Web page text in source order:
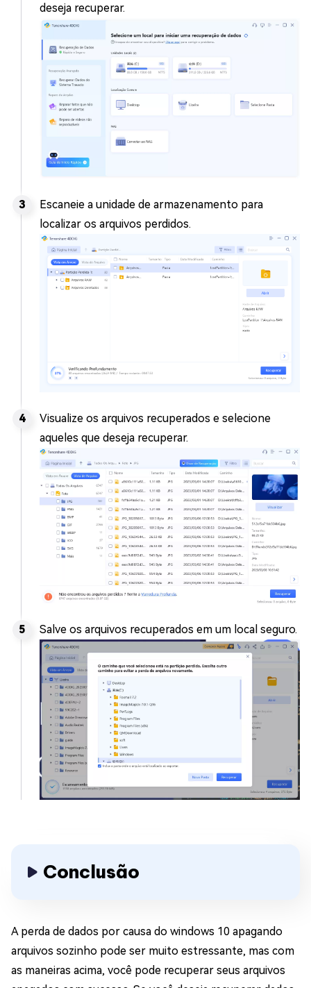
deseja recuperar.
Escaneie a unidade de armazenamento para
localizar os arquivos perdidos.
Visualize os arquivos recuperados e selecione
aqueles que deseja recuperar.
Salve os arquivos recuperados em um local seguro.
Conclusão
A perda de dados por causa do windows 10 apagando
arquivos sozinho pode ser muito estressante, mas com
as maneiras acima, você pode recuperar seus arquivos